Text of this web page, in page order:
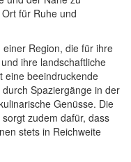
für Ruhe und
Region, die für ihre
ihre landschaftliche
eine beeindruckende
Spaziergänge in der
Genüsse. Die
zudem dafür, dass
stets in Reichweite